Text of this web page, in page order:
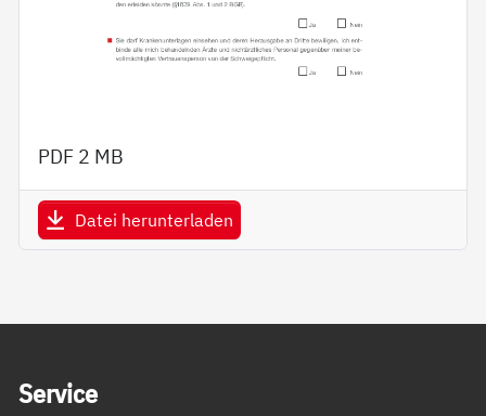
PDF 2 MB
Datei herunterladen
Ser­vice